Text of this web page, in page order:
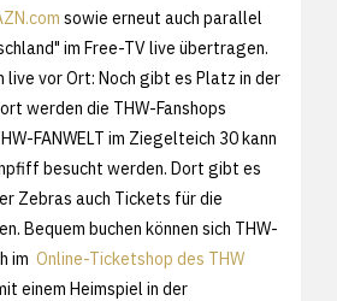
sowie erneut auch parallel
im Free-TV live übertragen.
live vor Ort: Noch gibt es Platz in der
werden die THW-Fanshops
FANWELT im Ziegelteich 30 kann
besucht werden. Dort gibt es
Zebras auch Tickets für die
Bequem buchen können sich THW-
im Online-Ticketshop des THW
einem Heimspiel in der